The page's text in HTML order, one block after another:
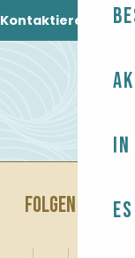
Kontaktieren Sie
FOLGEN SIE UNS